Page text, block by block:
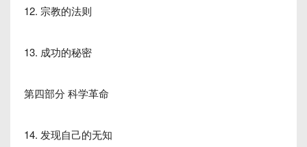
12. 宗教的法则
13. 成功的秘密
第四部分 科学革命
14. 发现自己的无知